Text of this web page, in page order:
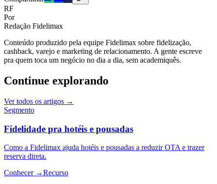
RF
Por
Redação Fidelimax
Conteúdo produzido pela equipe Fidelimax sobre fidelização,
cashback, varejo e marketing de relacionamento. A gente escreve
pra quem toca um negócio no dia a dia, sem academiquês.
Continue explorando
Ver todos os artigos →
Segmento
Fidelidade pra hotéis e pousadas
Como a Fidelimax ajuda hotéis e pousadas a reduzir OTA e trazer
reserva direta.
Conhecer →Recurso